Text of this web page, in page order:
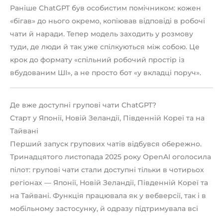
Раніше ChatGPT був особистим помічником: кожен
«бігав» до нього окремо, копіював відповіді в робочі
чати й наради. Тепер модель заходить у розмову
туди, де люди й так уже спілкуються між собою. Це
крок до формату «спільний робочий простір із
вбудованим ШІ», а не просто бот «у вкладці поруч».
Де вже доступні групові чати ChatGPT?
Старт у Японії, Новій Зеландії, Південній Кореї та на
Тайвані
Перший запуск групових чатів відбувся обережно.
Тринадцятого листопада 2025 року OpenAI оголосила
пілот: групові чати стали доступні тільки в чотирьох
регіонах — Японії, Новій Зеландії, Південній Кореї та
на Тайвані. Функція працювала як у вебверсії, так і в
мобільному застосунку, й одразу підтримувала всі